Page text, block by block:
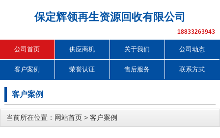
保定辉领再生资源回收有限公司
18833263943
公司首页 供应商机 关于我们 公司动态
客户案例 荣誉认证 售后服务 联系方式
客户案例
当前所在位置： 网站首页 > 客户案例